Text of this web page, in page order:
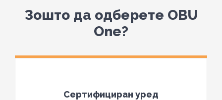
Зошто да одберете OBU
One?
Сертифициран уред